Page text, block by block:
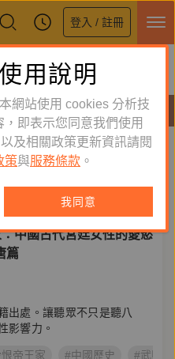
登入 / 註冊
線
新到舊 舊到新
中國古代宮廷女性的愛慾
篇
出處。讓聽眾不只是聽八
影響力。
帝王家 #中國歷史 #武則天
用說明
網站使用 cookies 分析技
即表示您同意我們使用
及相關政策更新資訊請閱
策與服務條款 。
我同意